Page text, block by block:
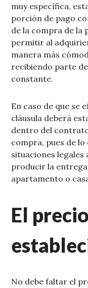
muy específica,
porción de pago
de la compra de la
permitir al
manera más
recibiendo parte
constante.
En caso de que se
cláusula deberá
dentro del
compra, pues de
situaciones legales
producir la
apartamento o
El
No debe faltar el